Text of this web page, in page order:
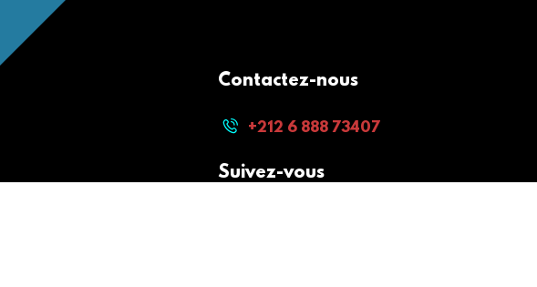
Contactez-nous
+212 6 888 73407
Suivez-vous